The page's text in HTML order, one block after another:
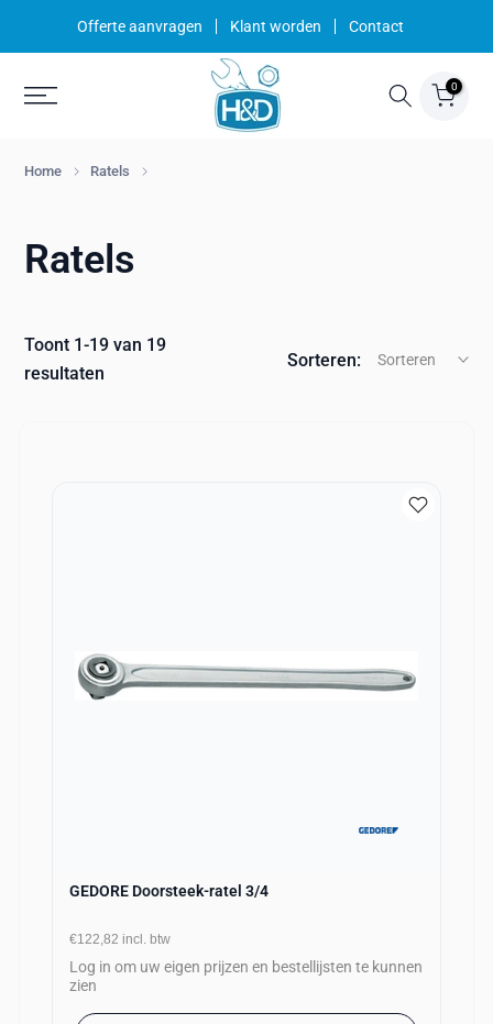
Offerte aanvragen Klant worden Contact
0
Home Ratels
Ratels
Toont 1-19 van 19
resultaten
Sorteren: Sorteren
GEDORE Doorsteek-ratel 3/4
€122,82 incl. btw
Log in om uw eigen prijzen en bestellijsten te kunnen
zien